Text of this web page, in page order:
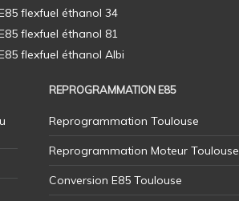
REPROGRAMMATION E85
Reprogrammation Toulouse
Reprogrammation Moteur Toulouse
Conversion E85 Toulouse
flexfuel éthanol 34
flexfuel éthanol 81
flexfuel éthanol Albi